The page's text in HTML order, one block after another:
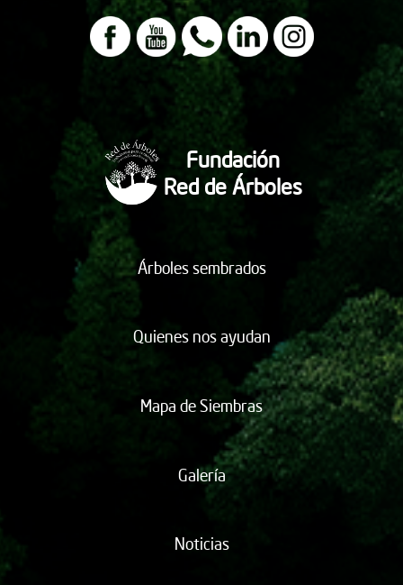
Fundación
Red de Árboles
Árboles sembrados
Quienes nos ayudan
Mapa de Siembras
Galería
Noticias